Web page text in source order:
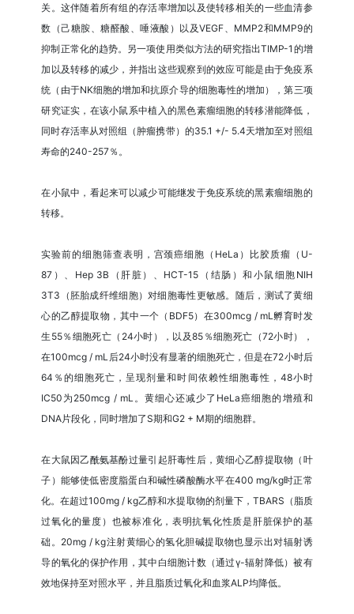
关。这伴随着所有组的存活率增加以及使转移相关的一些血清参
数（己糖胺、糖醛酸、唾液酸）以及VEGF、MMP2和MMP9的
抑制正常化的趋势。另一项使用类似方法的研究指出TIMP-1的增
加以及转移的减少，并指出这些观察到的效应可能是由于免疫系
统（由于NK细胞的增加和抗原介导的细胞毒性的增加），第三项
研究证实，在该小鼠系中植入的黑色素瘤细胞的转移潜能降低，
同时存活率从对照组（肿瘤携带）的35.1 +/- 5.4天增加至对照组
寿命的240-257％。
在小鼠中，看起来可以减少可能继发于免疫系统的黑素瘤细胞的
转移。
实验前的细胞筛查表明，宫颈癌细胞（HeLa）比胶质瘤（U-
87）、Hep 3B（肝脏）、HCT-15（结肠）和小鼠细胞NIH
3T3（胚胎成纤维细胞）对细胞毒性更敏感。随后，测试了黄细
心的乙醇提取物，其中一个（BDF5）在300mcg / mL孵育时发
生55％细胞死亡（24小时），以及85％细胞死亡（72小时），
在100mcg / mL后24小时没有显著的细胞死亡，但是在72小时后
64％的细胞死亡，呈现剂量和时间依赖性细胞毒性，48小时
IC50为250mcg / mL。黄细心还减少了HeLa癌细胞的增殖和
DNA片段化，同时增加了S期和G2 + M期的细胞群。
在大鼠因乙酰氨基酚过量引起肝毒性后，黄细心乙醇提取物（叶
子）能够使低密度脂蛋白和碱性磷酸酶水平在400 mg/kg时正常
化。在超过100mg / kg乙醇和水提取物的剂量下，TBARS（脂质
过氧化的量度）也被标准化，表明抗氧化性质是肝脏保护的基
础。20mg / kg注射黄细心的氢化胆碱提取物也显示出对辐射诱
导的氧化的保护作用，其中白细胞计数（通过γ-辐射降低）被有
效地保持至对照水平，并且脂质过氧化和血浆ALP均降低。